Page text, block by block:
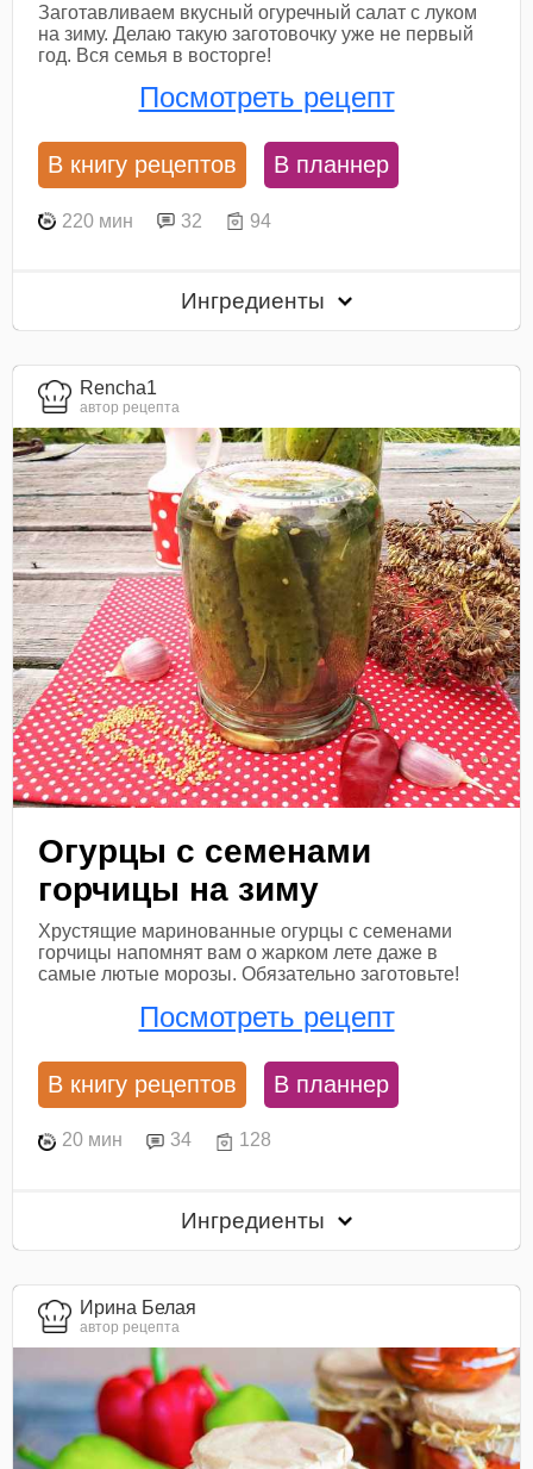
Заготавливаем вкусный огуречный салат с луком
на зиму. Делаю такую заготовочку уже не первый
год. Вся семья в восторге!
Посмотреть рецепт
В книгу рецептов В планнер
220 мин 32 94
Ингредиенты
Rencha1
автор рецепта
Огурцы с семенами
горчицы на зиму
Хрустящие маринованные огурцы с семенами
горчицы напомнят вам о жарком лете даже в
самые лютые морозы. Обязательно заготовьте!
Посмотреть рецепт
В книгу рецептов В планнер
20 мин 34 128
Ингредиенты
Ирина Белая
автор рецепта